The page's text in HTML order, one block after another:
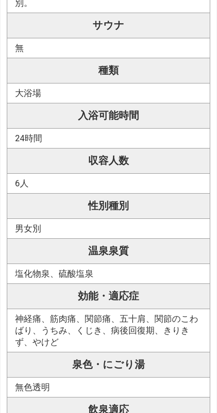
別。
サウナ
無
種類
大浴場
入浴可能時間
24時間
収容人数
6人
性別種別
男女別
温泉泉質
塩化物泉、硫酸塩泉
効能・適応症
神経痛、筋肉痛、関節痛、五十肩、関節のこわ
ばり、うちみ、くじき、病後回復期、きりき
ず、やけど
泉色・にごり湯
無色透明
飲泉適応